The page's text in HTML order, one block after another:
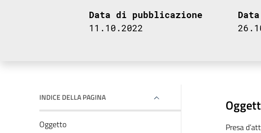
Data di pubblicazione
11.10.2022
INDICE DELLA PAGINA
Oggetto
Presa